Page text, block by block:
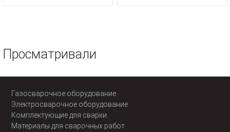
Просматривали
Газосварочное оборудование
Электросварочное оборудование
Комплектующие для сварки
Материалы для сварочных работ